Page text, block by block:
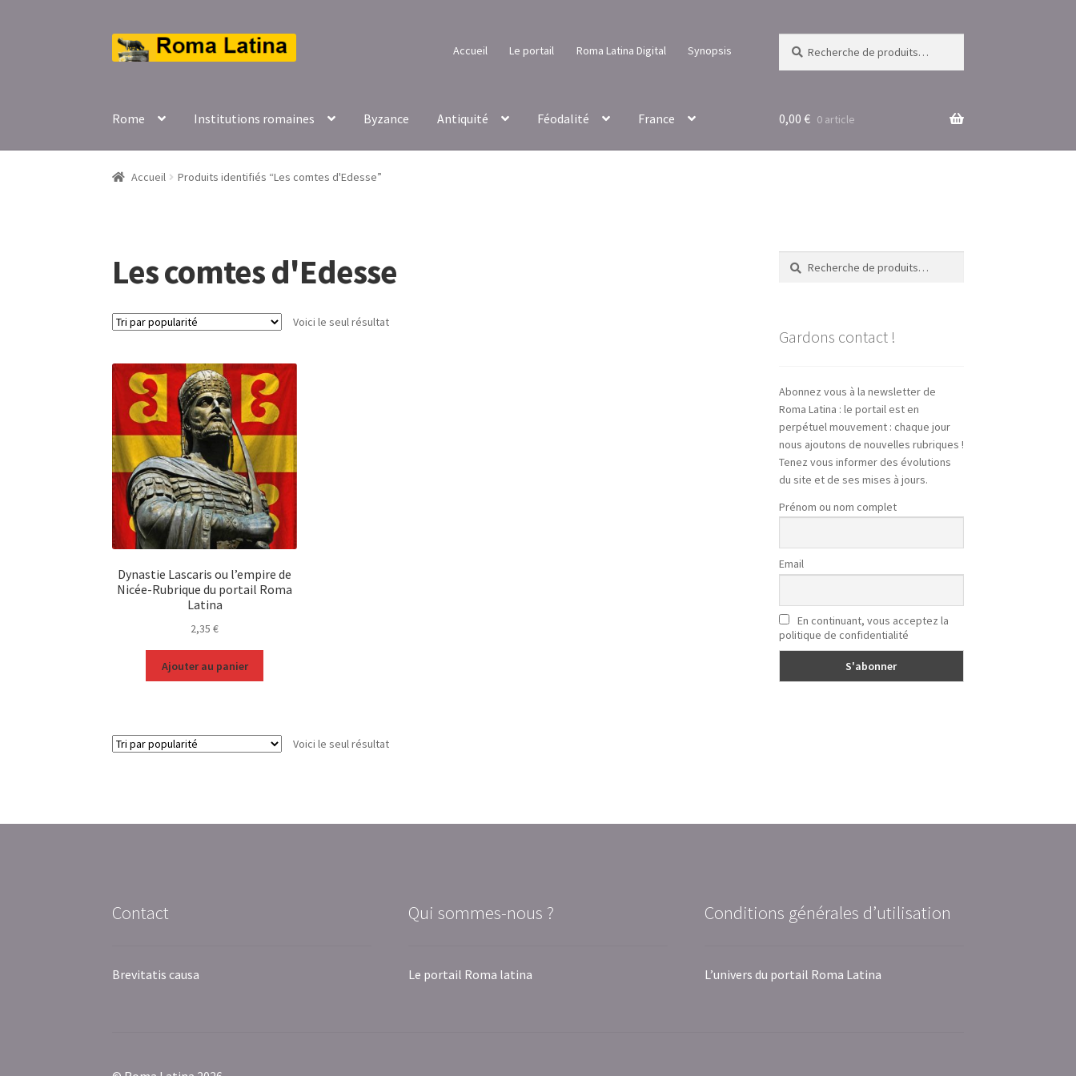
Aller
à
Aller
au
Accueil Le portail Roma Latina Digital Synopsis
pour :
Rome Institutions romaines Byzance Antiquité Féodalité France 0,00 € 0 article
Accueil Produits identifiés “Les comtes d'Edesse”
Les comtes d'Edesse
Voici le seul résultat
Dynastie Lascaris ou l’empire de
Nicée-Rubrique du portail Roma
Latina
2,35€
Ajouter au panier
Voici le seul résultat
Recherche
pour :
Recherche
Gardons contact !
Abonnez vous à la newsletter de
Roma Latina : le portail est en
perpétuel mouvement : chaque jour
nous ajoutons de nouvelles rubriques !
Tenez vous informer des évolutions
du site et de ses mises à jours.
Prénom ou nom complet
Email
En continuant, vous acceptez la
politique de confidentialité
Contact
Brevitatis causa
Qui sommes-nous ?
Le portail Roma latina
Conditions générales d’utilisation
L’univers du portail Roma Latina